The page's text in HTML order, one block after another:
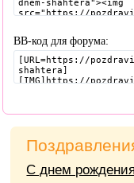
BB-код для форума:
С днем рождения